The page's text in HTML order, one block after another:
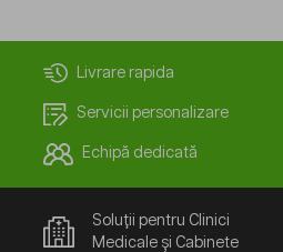
Livrare rapida
Servicii personalizare
Echipă dedicată
Soluții pentru Clinici
Medicale și Cabinete